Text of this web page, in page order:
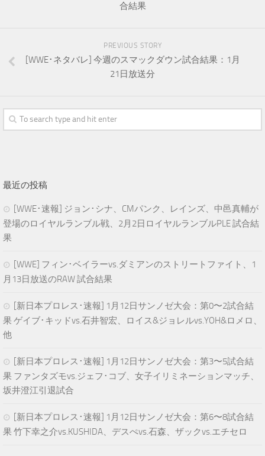
合結果
PREVIOUS STORY
[WWE･ネタバレ] 今週のスマックダウン試合結果：1月
21日放送分
最近の投稿
[WWE･速報] ジョン･シナ、CMパンク、レインズ、中邑真輔が
登場のロイヤルランブル戦、2月2日ロイヤルランブルPLE 試合結
果
[WWE] フィン･ベイラーvs.ダミアンのストリートファイト、1
月13日放送のRAW 試合結果
[新日本プロレス･速報] 1月12日サンノゼ大会：第0〜2試合結
果 ゲイブ･キッドvs.石井智宏、ロイス&ジョレルvs.YOH&ロメロ、
他
[新日本プロレス･速報] 1月12日サンノゼ大会：第3〜5試合結
果 ファンタズモvs.ジェフ･コブ、女子イリミネーションマッチ、
坂井澄江引退試合
[新日本プロレス･速報] 1月12日サンノゼ大会：第6〜8試合結
果 竹下幸之介vs.KUSHIDA、デスぺvs.石森、ザックvs.エチセロ